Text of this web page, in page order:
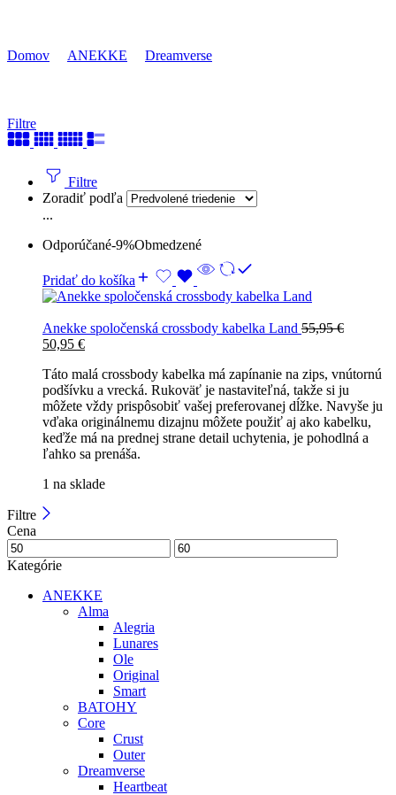
Domov ANEKKE Dreamverse
Filtre
Filtre
Zoradiť podľa
...
Odporúčané-9%Obmedzené
Pridať do košíka
Anekke spoločenská crossbody kabelka Land 55,95€
50,95 €
Táto malá crossbody kabelka má zapínanie na zips, vnútornú
podšívku a vrecká. Rukoväť je nastaviteľná, takže si ju
môžete vždy prispôsobiť vašej preferovanej dĺžke. Navyše ju
vďaka originálnemu dizajnu môžete použiť aj ako kabelku,
keďže má na prednej strane detail uchytenia, je pohodlná a
ľahko sa prenáša.
1 na sklade
Filtre
Cena
Kategórie
ANEKKE
Alma
Alegria
Lunares
Ole
Original
Smart
BATOHY
Core
Crust
Outer
Dreamverse
Heartbeat